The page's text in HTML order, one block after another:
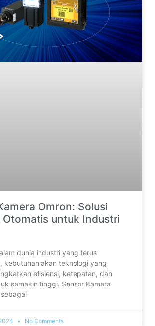
Omron: Solusi
Otomatis untuk Industri
dunia industri yang terus
kebutuhan akan teknologi yang
efisiensi, ketepatan, dan
semakin tinggi. Sensor Kamera
No Comments